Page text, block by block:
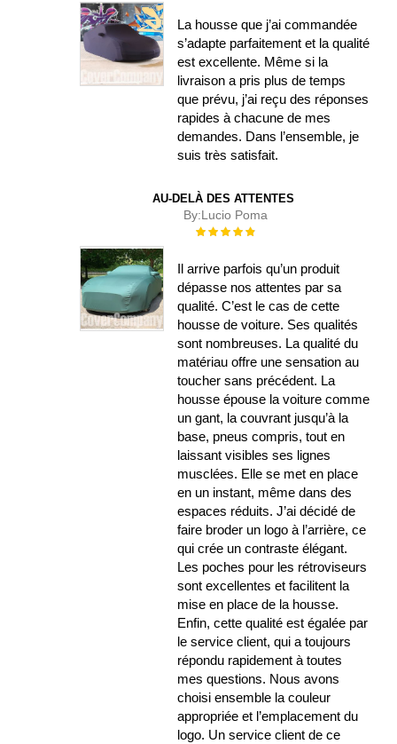
La housse que j’ai commandée
s’adapte parfaitement et la qualité
est excellente. Même si la
livraison a pris plus de temps
que prévu, j’ai reçu des réponses
rapides à chacune de mes
demandes. Dans l’ensemble, je
suis très satisfait.
AU-DELÀ DES ATTENTES
By:Lucio Poma
Évaluation :
Il arrive parfois qu’un produit
dépasse nos attentes par sa
qualité. C’est le cas de cette
housse de voiture. Ses qualités
sont nombreuses. La qualité du
matériau offre une sensation au
toucher sans précédent. La
housse épouse la voiture comme
un gant, la couvrant jusqu’à la
base, pneus compris, tout en
laissant visibles ses lignes
musclées. Elle se met en place
en un instant, même dans des
espaces réduits. J’ai décidé de
faire broder un logo à l’arrière, ce
qui crée un contraste élégant.
Les poches pour les rétroviseurs
sont excellentes et facilitent la
mise en place de la housse.
Enfin, cette qualité est égalée par
le service client, qui a toujours
répondu rapidement à toutes
mes questions. Nous avons
choisi ensemble la couleur
appropriée et l’emplacement du
logo. Un service client de ce